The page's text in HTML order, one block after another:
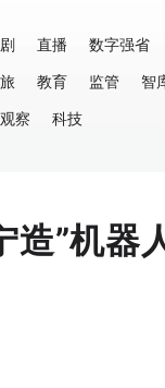
直播 数字强省
教育 监管 智
观察
科技
造”机器